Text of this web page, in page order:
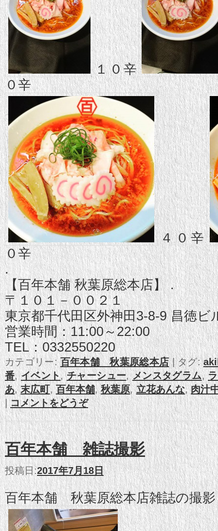
１０辛
０辛
４０辛
０辛
.
【百年本舗 秋葉原総本店】 .
〒１０１－００２１
東京都千代田区外神田3-8-9 昌徳ビ
営業時間：11:00～22:00
TEL：0332550220
カテゴリー: 百年本舗 秋葉原総本店 |タグ:
番,イベント,チャーシュー,メンスタグラム,
あ,末広町,百年本舗,秋葉原,立花あんな,肉汁
|コメントをどうぞ
百年本舗 雑誌撮影
投稿日:2017年7月18日
百年本舗 秋葉原総本店雑誌の撮